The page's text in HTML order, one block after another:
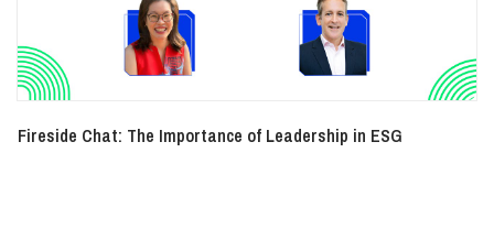
Fireside Chat: The Importance of Leadership in ESG